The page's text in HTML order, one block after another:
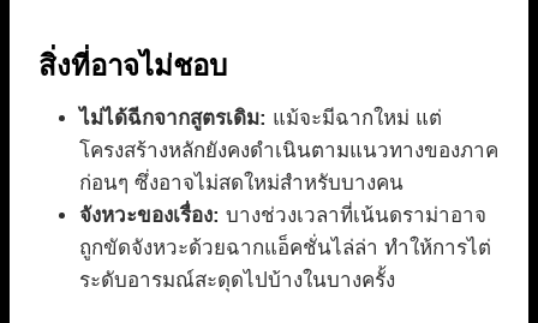
สิ่งที่อาจไม่ชอบ
ไม่ได้ฉีกจากสูตรเดิม: แม้จะมีฉากใหม่ แต่
โครงสร้างหลักยังคงดำเนินตามแนวทางของภาค
ก่อนๆ ซึ่งอาจไม่สดใหม่สำหรับบางคน
จังหวะของเรื่อง: บางช่วงเวลาที่เน้นดราม่าอาจ
ถูกขัดจังหวะด้วยฉากแอ็คชั่นไล่ล่า ทำให้การไต่
ระดับอารมณ์สะดุดไปบ้างในบางครั้ง